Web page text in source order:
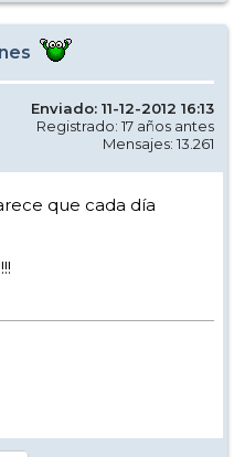
Enviado: 11-12-2012 16:13
Registrado: 17 años antes
Mensajes: 13.261
que cada día